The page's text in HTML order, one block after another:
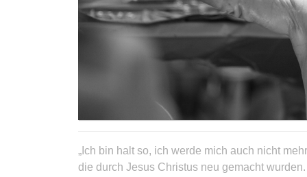
„Ich bin halt so, ich werde mich auch nicht
die durch Jesus Christus neu gemacht